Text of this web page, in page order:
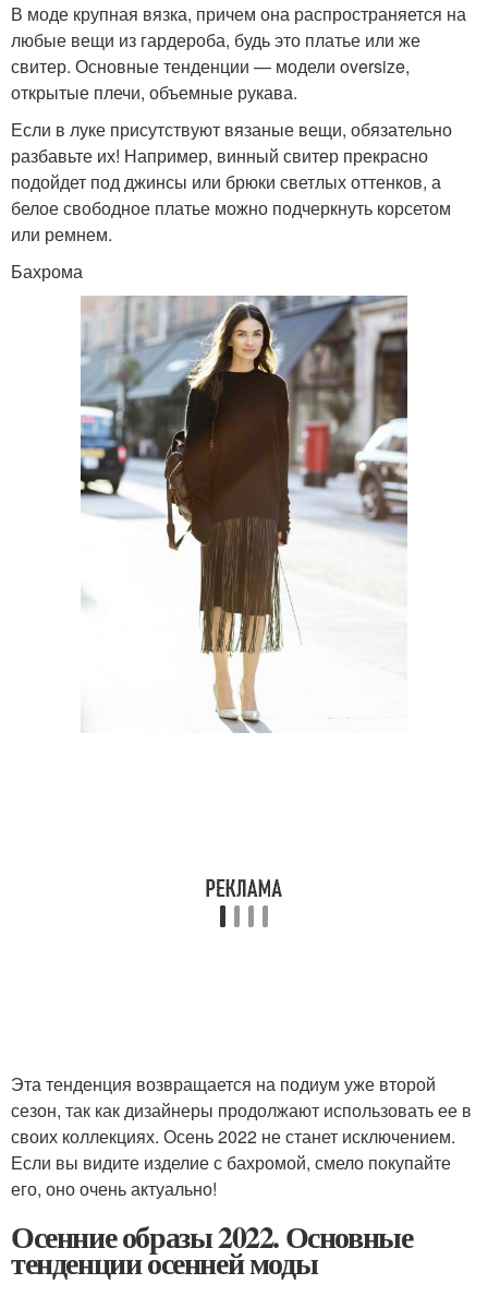
В моде крупная вязка, причем она распространяется на
любые вещи из гардероба, будь это платье или же
свитер. Основные тенденции — модели oversize,
открытые плечи, объемные рукава.
Если в луке присутствуют вязаные вещи, обязательно
разбавьте их! Например, винный свитер прекрасно
подойдет под джинсы или брюки светлых оттенков, а
белое свободное платье можно подчеркнуть корсетом
или ремнем.
Бахрома
Эта тенденция возвращается на подиум уже второй
сезон, так как дизайнеры продолжают использовать ее в
своих коллекциях. Осень 2022 не станет исключением.
Если вы видите изделие с бахромой, смело покупайте
его, оно очень актуально!
Осенние образы 2022. Основные
тенденции осенней моды